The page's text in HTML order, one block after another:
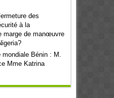
des
à la
marge de manœuvre
mondiale Bénin : M.
Mme Katrina